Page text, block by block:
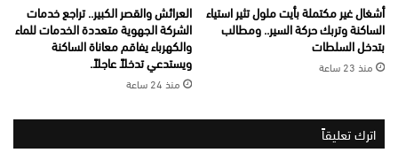
أشغال غير مكتملة بأيت ملول تثير استياء
الساكنة وتربك حركة السير.. ومطالب
بتدخل السلطات
منذ 23 ساعة
العرائش والقصر الكبير.. تراجع خدمات
الشركة الجهوية متعددة الخدمات للماء
والكهرباء يفاقم معاناة الساكنة
ويستدعي تدخلاً عاجلاً.
منذ 24 ساعة
اترك تعليقاً